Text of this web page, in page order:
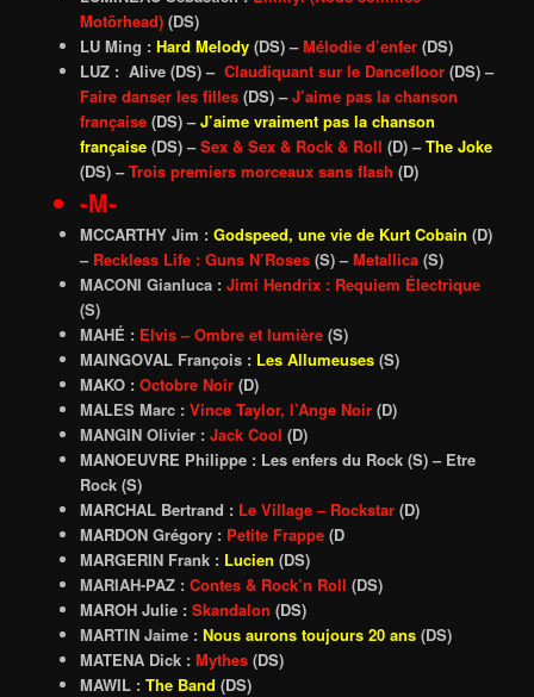
Motörhead)(DS)
LU Ming : Hard Melody(DS) –Mélodie d’enfer(DS)
LUZ : Alive (DS) – Claudiquant sur le Dancefloor(DS) –
Faire danser les filles(DS) –J’aime pas la chanson
française(DS) –J’aime vraiment pas la chanson
française(DS) –Sex & Sex & Rock & Roll (D) –The Joke
(DS) –Trois premiers morceaux sans flash (D)
-M-
MCCARTHY Jim : Godspeed, une vie de Kurt Cobain (D)
– Reckless Life : Guns N’Roses(S) –Metallica(S)
MACONI Gianluca : Jimi Hendrix : Requiem Électrique
(S)
MAHÉ : Elvis – Ombre et lumière(S)
MAINGOVAL François : Les Allumeuses (S)
MAKO : Octobre Noir(D)
MALES Marc : Vince Taylor, l’Ange Noir(D)
MANGIN Olivier : Jack Cool (D)
MANOEUVRE Philippe : Les enfers du Rock (S) – Etre
Rock (S)
MARCHAL Bertrand : Le Village – Rockstar (D)
MARDON Grégory : Petite Frappe (D
MARGERIN Frank : Lucien (DS)
MARIAH-PAZ : Contes & Rock’n Roll (DS)
MAROH Julie : Skandalon (DS)
MARTIN Jaime : Nous aurons toujours 20 ans(DS)
MATENA Dick : Mythes(DS)
MAWIL : The Band (DS)